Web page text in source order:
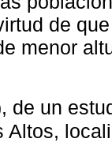
de
menor
de un
Altos,